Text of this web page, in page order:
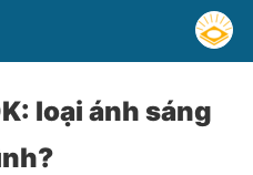
loại ánh sáng